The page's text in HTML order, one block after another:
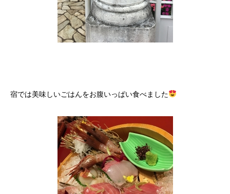
宿では美味しいごはんをお腹いっぱい食べました